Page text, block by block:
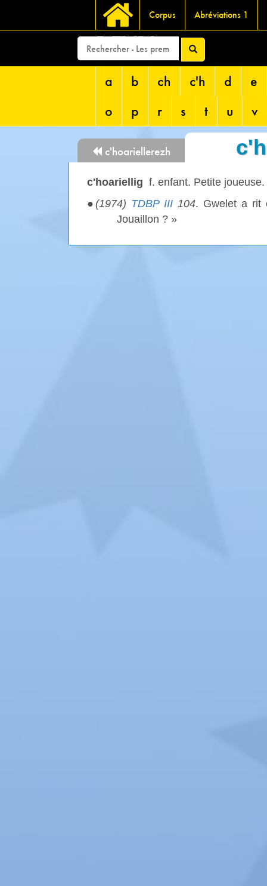
Corpus Abréviations 1
DEVRI
a b ch c'h d
e
o
p r s t u v
c'hoariellerezh
c'hoariellig f. enfant. Petite joueuse.
● (1974) TDBP III 104. Gwelet a rit
Jouaillon ? »